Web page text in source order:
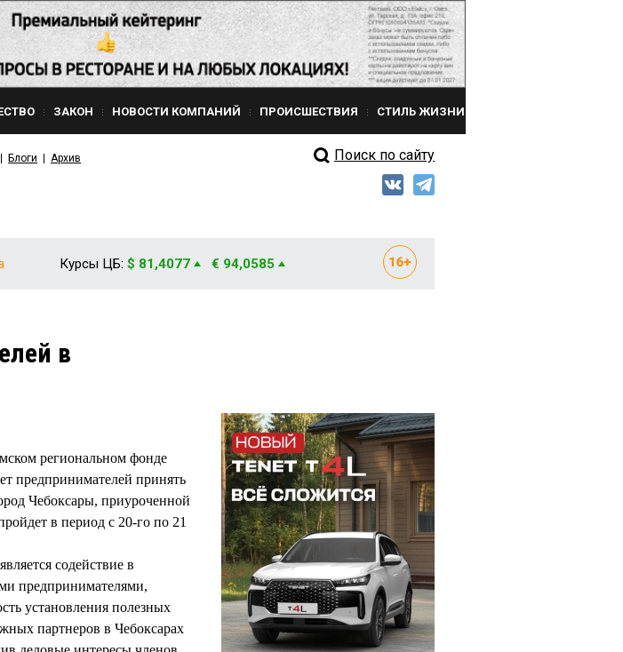
ЗАКОН НОВОСТИ КОМПАНИЙ ПРОИСШЕСТВИЯ СТИЛЬ ЖИЗНИ
Блоги Архив Поиск по сайту
Курсы ЦБ: $ 81,4077 € 94,0585
в
региональном фонде
предпринимателей принять
Чебоксары, приуроченной
в период с 20-го по 21
содействие в
предпринимателями,
установления полезных
партнеров в Чебоксарах